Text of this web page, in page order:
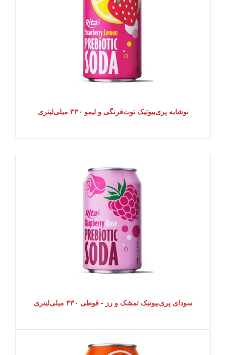
نوشابه پری‌بیوتیک توت‌فرنگی و لیمو ۳۳۰ میلی‌لیتری
سودای پری‌بیوتیک تمشک و رز - قوطی ۳۳۰ میلی‌لیتری